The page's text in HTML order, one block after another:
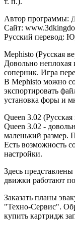
Автор программы:
Сайт:
Русский перевод:
Mephisto (Русская
Довольно
соперник. Игра
В Mephisto можно
экспортировать
установка форы и
Queen 3.02 (Русская
Queen 3.02 -
маленький размер.
Есть возможность
настройки.
Здесь
движки работают
Заказать планы
"Техно-Сервис".
купить картридж